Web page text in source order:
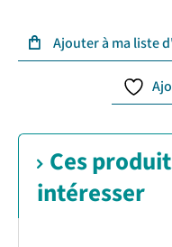
Ces
intéresser